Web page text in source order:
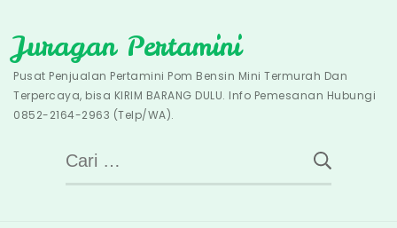
to
content
Juragan Pertamini
Pusat Penjualan Pertamini Pom Bensin Mini Termurah Dan
Terpercaya, bisa KIRIM BARANG DULU. Info Pemesanan Hubungi
0852-2164-2963 (Telp/WA).
Cari
untuk: